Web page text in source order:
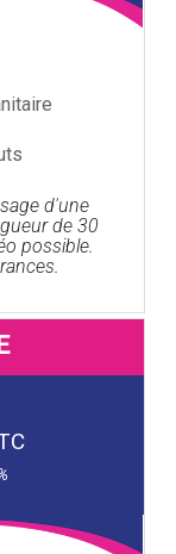
d'une
de 30
possible.